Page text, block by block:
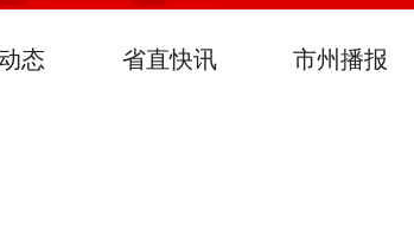
态 省直快讯 市州播报